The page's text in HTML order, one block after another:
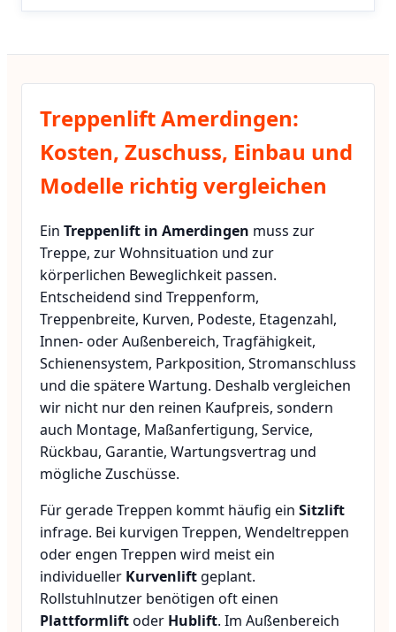
Treppenlift Amerdingen:
Kosten, Zuschuss, Einbau und
Modelle richtig vergleichen
Ein Treppenlift in Amerdingen muss zur
Treppe, zur Wohnsituation und zur
körperlichen Beweglichkeit passen.
Entscheidend sind Treppenform,
Treppenbreite, Kurven, Podeste, Etagenzahl,
Innen- oder Außenbereich, Tragfähigkeit,
Schienensystem, Parkposition, Stromanschluss
und die spätere Wartung. Deshalb vergleichen
wir nicht nur den reinen Kaufpreis, sondern
auch Montage, Maßanfertigung, Service,
Rückbau, Garantie, Wartungsvertrag und
mögliche Zuschüsse.
Für gerade Treppen kommt häufig ein Sitzlift
infrage. Bei kurvigen Treppen, Wendeltreppen
oder engen Treppen wird meist ein
individueller Kurvenlift geplant.
Rollstuhlnutzer benötigen oft einen
Plattformliftoder Hublift. Im Außenbereich